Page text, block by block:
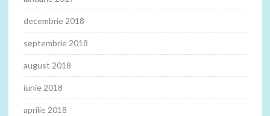
decembrie 2018
septembrie 2018
august 2018
iunie 2018
aprilie 2018